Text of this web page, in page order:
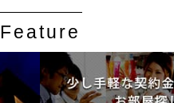
Feature